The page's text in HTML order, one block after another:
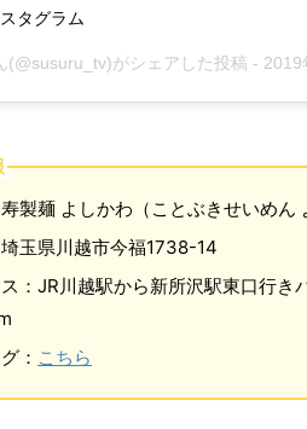
タグラム
(@susuru_tv)がシェアした投稿 - 2019年 2月月2日午前1時
製麺 よしかわ（ことぶきせいめん
玉県川越市今福1738-14
：JR川越駅から新所沢駅東口行
： こちら